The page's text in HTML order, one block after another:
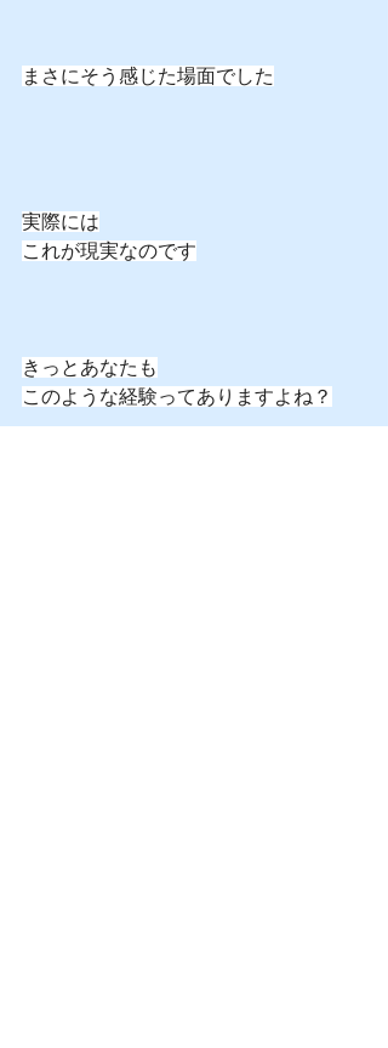
まさにそう感じた場面でした
実際には
これが現実なのです
きっとあなたも
このような経験ってありますよね？